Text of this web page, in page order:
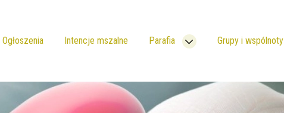
Ogłoszenia Intencje mszalne Parafia Grupy i wspólnoty